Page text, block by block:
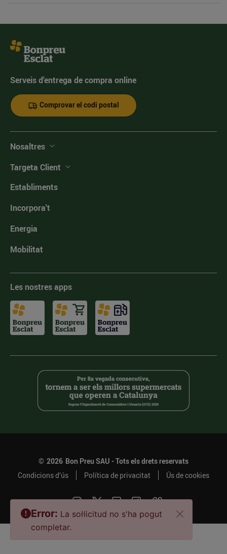
Serveis d'entrega de compra online
Comprovar el codi postal
Nosaltres
Targeta Client
Establiments
Incorpora't
Energia
Mobilitat
Les nostres apps
© 2026 Bon Preu SAU - Tots els drets reservats
Condicions d’ús
Política de privacitat Ús de cookies